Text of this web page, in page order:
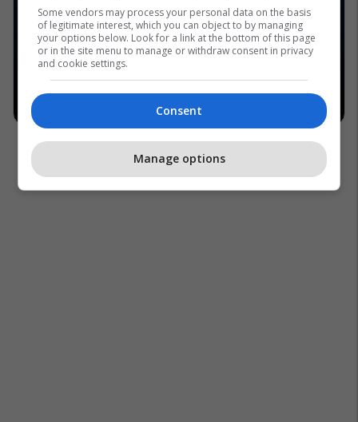
Some vendors may process your personal data on the basis
of legitimate interest, which you can object to by managing
your options below. Look for a link at the bottom of this page
or in the site menu to manage or withdraw consent in privacy
and cookie settings.
Consent
Manage options